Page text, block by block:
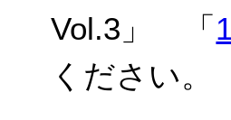
Vol.3 」 「
ください。